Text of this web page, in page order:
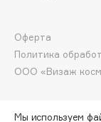
Dr.Jart+
DSD de Luxe
Dyson
ООО «Визаж
Оферта
Политика
Мы используем